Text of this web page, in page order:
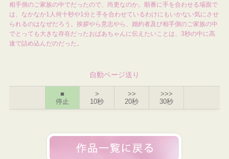
相手側のご家族の中でだったので、尚更なのか。順番に手を合わせる場面で
は、なかなか1人何十秒や1分と手を合わせているわけにもいかない気にさせ
られるのはなぜだろう。挨拶やら意志やら、婚約者及び相手側のご家族の中
でとっても大きな存在だったおばあちゃんに伝えたいことは、3秒の中に高
速で詰め込んだのだった。
自動ページ送り
■
停止
>
10秒
>>
20秒
>>>
30秒